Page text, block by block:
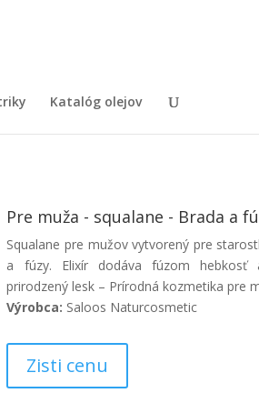
Katalóg olejov
Pre muža - squalane - Brada a
Squalane pre mužov vytvorený pre
a fúzy. Elixír dodáva fúzom hebkosť
prirodzený lesk – Prírodná kozmetika pre
Výrobca: Saloos Naturcosmetic
Zisti cenu